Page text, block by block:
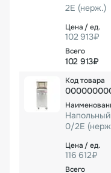
2E (нерж.)
102 913₽
102 913₽
0/2E
116 612₽